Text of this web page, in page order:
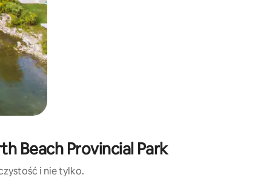
Beach Provincial Park
i nie tylko.